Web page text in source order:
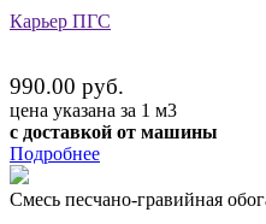
Карьер ПГС
990.00 руб.
цена указана за 1 м3
с доставкой от машины
Подробнее
Смесь песчано-гравийная